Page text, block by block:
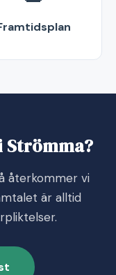
Strömma?
återkommer vi
är alltid